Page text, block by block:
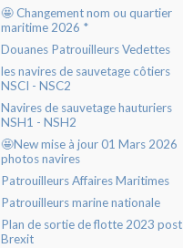
🤩 Changement nom ou quartier
maritime 2026 *
Douanes Patrouilleurs Vedettes
les navires de sauvetage côtiers
NSCI - NSC2
Navires de sauvetage hauturiers
NSH1 - NSH2
🤩New mise à jour 01 Mars 2026
photos navires
Patrouilleurs Affaires Maritimes
Patrouilleurs marine nationale
Plan de sortie de flotte 2023 post
Brexit